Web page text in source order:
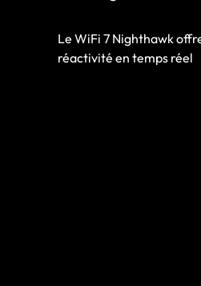
Le WiFi 7 Nighthawk
réactivité en temps réel